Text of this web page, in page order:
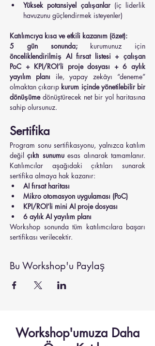
Yüksek potansiyel çalışanlar (iç liderlik
havuzunu güçlendirmek isteyenler)
Katılımcıya kısa ve etkili kazanım (özet):
5 gün sonunda;
önceliklendirilmiş AI fırsat listesi + çalışan
PoC + KPI/ROI’li proje dosyası + 6 aylık
yayılım planı ile, yapay zekâyı “deneme”
olmaktan çıkarıp kurum içinde yönetilebilir bir
dönüşüme dönüştürecek net bir yol haritasına
sahip olursunuz.
Sertifika
Program sonu sertifikasyonu, yalnızca katılım
değil çıktı sunumu esas alınarak tamamlanır.
Katılımcılar aşağıdaki çıktıları sunarak
sertifika almaya hak kazanır:
AI fırsat haritası
Mikro otomasyon uygulaması (PoC)
KPI/ROI’li mini AI proje dosyası
6 aylık AI yayılım planı
Workshop sonunda tüm katılımcılara başarı
sertifikası verilecektir.
Bu Workshop'u Paylaş
Workshop'umuza Daha